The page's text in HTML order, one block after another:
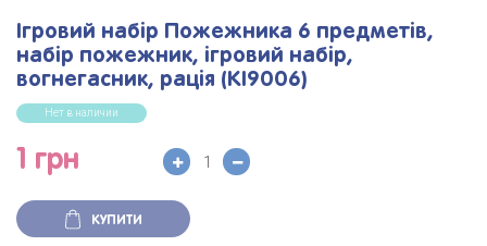
Ігровий набір Пожежника 6 предметів,
набір пожежник, ігровий набір,
вогнегасник, рація (KI9006)
Нет в наличии
1 грн
КУПИТИ